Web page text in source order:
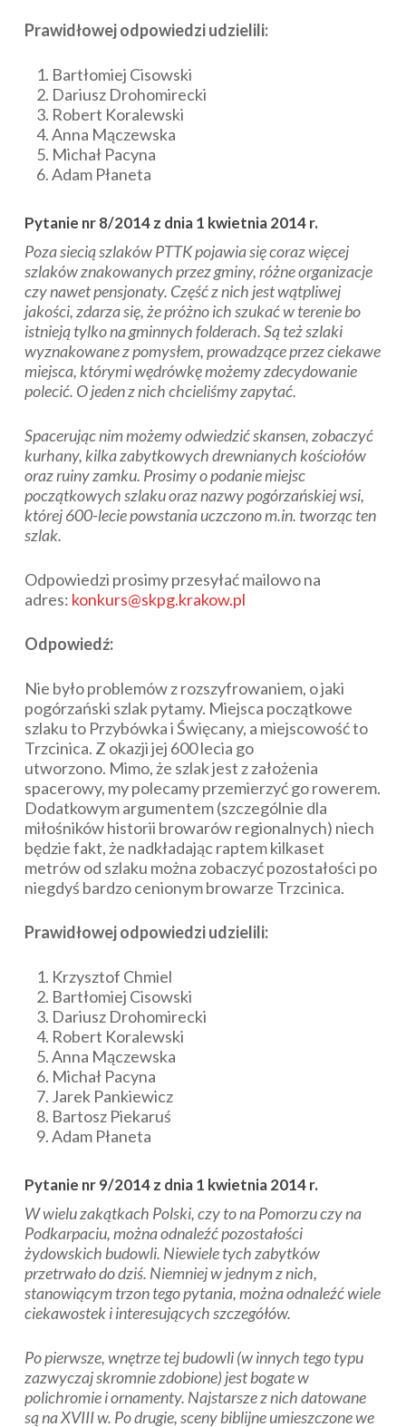
Prawidłowej odpowiedzi udzielili:
Bartłomiej Cisowski
Dariusz Drohomirecki
Robert Koralewski
Anna Mączewska
Michał Pacyna
Adam Płaneta
Pytanie nr 8/2014 z dnia 1 kwietnia 2014 r.
Poza siecią szlaków PTTK pojawia się coraz więcej
szlaków znakowanych przez gminy, różne organizacje
czy nawet pensjonaty. Część z nich jest wątpliwej
jakości, zdarza się, że próżno ich szukać w terenie bo
istnieją tylko na gminnych folderach. Są też szlaki
wyznakowane z pomysłem, prowadzące przez ciekawe
miejsca, którymi wędrówkę możemy zdecydowanie
polecić. O jeden z nich chcieliśmy zapytać.
Spacerując nim możemy odwiedzić skansen, zobaczyć
kurhany, kilka zabytkowych drewnianych kościołów
oraz ruiny zamku. Prosimy o podanie miejsc
początkowych szlaku oraz nazwy pogórzańskiej wsi,
której 600-lecie powstania uczczono m.in. tworząc ten
szlak.
Odpowiedzi prosimy przesyłać mailowo na
adres: konkurs@skpg.krakow.pl
Odpowiedź:
Nie było problemów z rozszyfrowaniem, o jaki
pogórzański szlak pytamy. Miejsca początkowe
szlaku to Przybówka i Święcany, a miejscowość to
Trzcinica. Z okazji jej 600 lecia go
utworzono. Mimo, że szlak jest z założenia
spacerowy, my polecamy przemierzyć go rowerem.
Dodatkowym argumentem (szczególnie dla
miłośników historii browarów regionalnych) niech
będzie fakt, że nadkładając raptem kilkaset
metrów od szlaku można zobaczyć pozostałości po
niegdyś bardzo cenionym browarze Trzcinica.
Prawidłowej odpowiedzi udzielili:
Krzysztof Chmiel
Bartłomiej Cisowski
Dariusz Drohomirecki
Robert Koralewski
Anna Mączewska
Michał Pacyna
Jarek Pankiewicz
Bartosz Piekaruś
Adam Płaneta
Pytanie nr 9/2014 z dnia 1 kwietnia 2014 r.
W wielu zakątkach Polski, czy to na Pomorzu czy na
Podkarpaciu, można odnaleźć pozostałości
żydowskich budowli. Niewiele tych zabytków
przetrwało do dziś. Niemniej w jednym z nich,
stanowiącym trzon tego pytania, można odnaleźć wiele
ciekawostek i interesujących szczegółów.
Po pierwsze, wnętrze tej budowli (w innych tego typu
zazwyczaj skromnie zdobione) jest bogate w
polichromie i ornamenty. Najstarsze z nich datowane
są na XVIII w. Po drugie, sceny biblijne umieszczone we